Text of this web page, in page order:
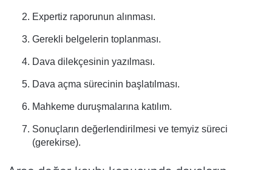
Expertiz raporunun alınması.
Gerekli belgelerin toplanması.
Dava dilekçesinin yazılması.
Dava açma sürecinin başlatılması.
Mahkeme duruşmalarına katılım.
Sonuçların değerlendirilmesi ve temyiz süreci
(gerekirse).